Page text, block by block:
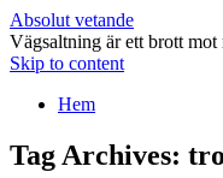
Absolut vetande
Vägsaltning är ett brott mot
Skip to content
Hem
Tag Archives: